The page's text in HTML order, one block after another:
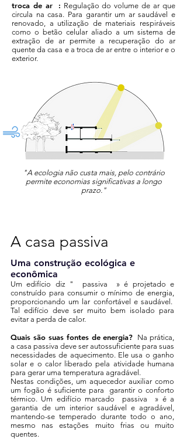
troca de ar : Regulação do volume de ar que
circula na casa. Para garantir um ar saudável e
renovado, a utilização de materiais respiráveis
como o betão celular aliado a um sistema de
extração de ar permite a recuperação do ar
quente da casa e a troca de ar entre o interior e o
exterior.
"A ecologia não custa mais, pelo contrário
permite economias significativas a longo
prazo."
A casa passiva
Uma construção ecológica e
econômica
Um edifício diz " passiva »é projetado e
construído para consumir o mínimo de energia,
proporcionando um lar confortável e saudável.
Tal edifício deve ser muito bem isolado para
evitar a perda de calor.
Quais são suas fontes de energia? Na prática,
a casa passiva deve ser autossuficiente para suas
necessidades de aquecimento. Ele usa o ganho
solar e o calor liberado pela atividade humana
para gerar uma temperatura agradável.
Nestas condições, um aquecedor auxiliar como
um fogão é suficiente para garantir o conforto
térmico. Um edifício marcado passiva » é a
garantia de um interior saudável e agradável,
mantendo-se temperado durante todo o ano,
mesmo nas estações muito frias ou muito
quentes.